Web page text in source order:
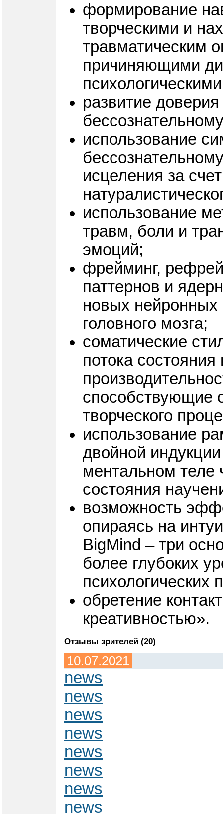
формирование
творческими и
травматическим
причиняющими
развитие
использование
исцеления за
использование
травм, боли и
эмоций;
фрейминг,
паттернов и
новых нейронных
головного мозга;
соматические
потока
способствующие
творческого
использование
двойной
ментальном теле
состояния
возможность
опираясь на
BigMind – три
более глубоких
психологических
обретение
креативностью».
Отзывы зрителей (20)
10.07.2021
news
news
news
news
news
news
news
news